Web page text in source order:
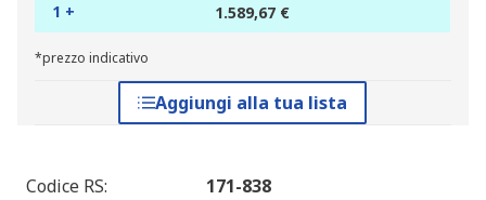
1 + 1.589,67 €
*prezzo indicativo
Aggiungi alla tua lista
Codice RS:
171-838